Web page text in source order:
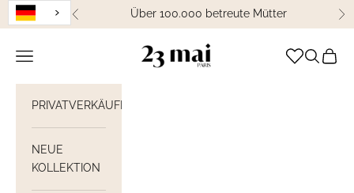
Weiter zum Inhalt
Zurück Über 100.000 betreute Mütter
23 Mai Paris
Navigation öffnen Suche
PRIVATVERKÄUFE
NEUE
KOLLEKTION